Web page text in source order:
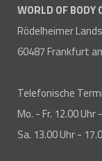
WORLD OF BODY
Rödelheimer
60487 Frankfurt
Telefonische
Mo. - Fr. 12.00 Uhr
Sa. 13.00 Uhr -